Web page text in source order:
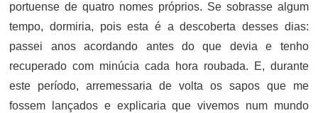
portuense de quatro nomes próprios. Se sobrasse algum
tempo, dormiria, pois esta é a descoberta desses dias:
passei anos acordando antes do que devia e tenho
recuperado com minúcia cada hora roubada. E, durante
este período, arremessaria de volta os sapos que me
fossem lançados e explicaria que vivemos num mundo